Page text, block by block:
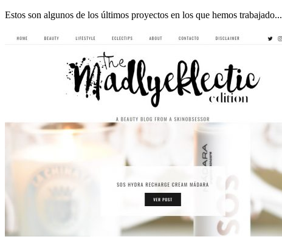
Estos son algunos de los últimos proyectos en los que hemos trabajado...